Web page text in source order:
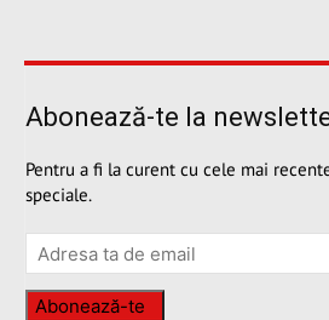
Abonează-te la
Pentru a fi la curent cu cele mai
speciale.
Abonează-te